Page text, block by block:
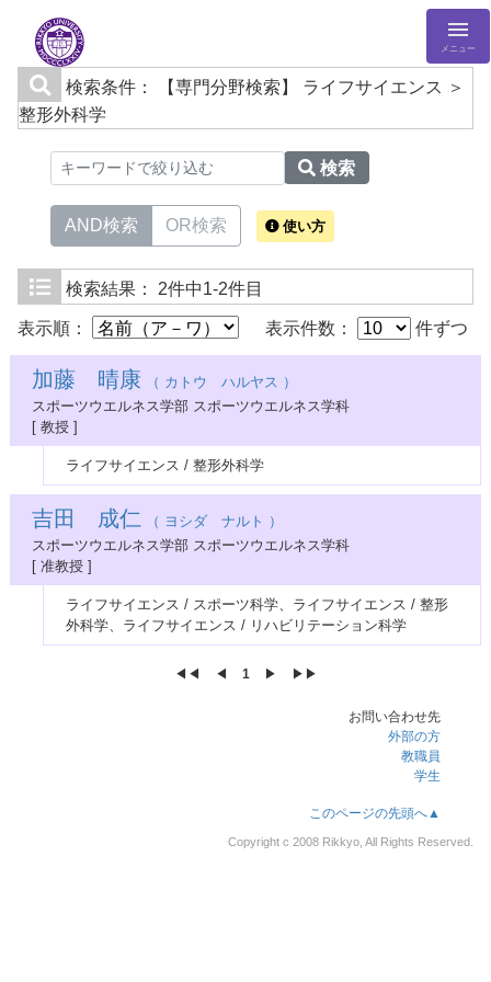
メニュー
検索条件：
【専門分野検索】 ライフサイエンス ＞
整形外科学
検索
AND検索 OR検索 使い方
検索結果： 2件中1-2件目
表示順： 表示件数： 件ずつ
加藤 晴康 （ カトウ ハルヤス ）
スポーツウエルネス学部 スポーツウエルネス学科
[ 教授 ]
ライフサイエンス / 整形外科学
吉田 成仁 （ ヨシダ ナルト ）
スポーツウエルネス学部 スポーツウエルネス学科
[ 准教授 ]
ライフサイエンス / スポーツ科学、ライフサイエンス / 整形
外科学、ライフサイエンス / リハビリテーション科学
◀◀︎ ◀︎ 1 ▶︎ ▶▶︎
お問い合わせ先
外部の方
教職員
学生
このページの先頭へ▲
Copyright c 2008 Rikkyo, All Rights Reserved.